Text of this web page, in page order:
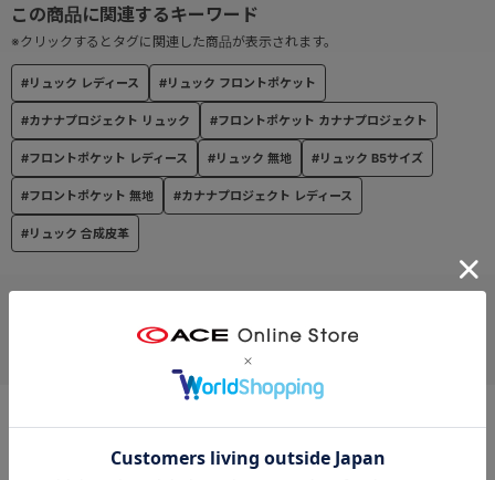
この商品について問い合わせる
#リュック レディース #リュック フロントポケット
#カナナプロジェクト リュック #フロントポケット カナナプロジェクト
#フロントポケット レディース #リュック 無地 #リュック B5サイズ
#フロントポケット 無地 #カナナプロジェクト レディース
#リュック 合成皮革
※クリックするとタグに関連した商品が表示されます。